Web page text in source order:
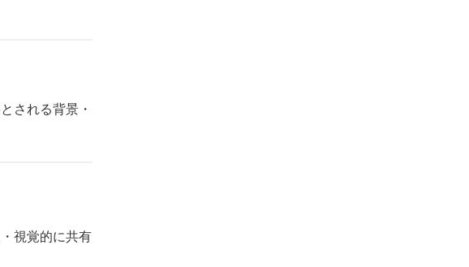
される背景・
視覚的に共有